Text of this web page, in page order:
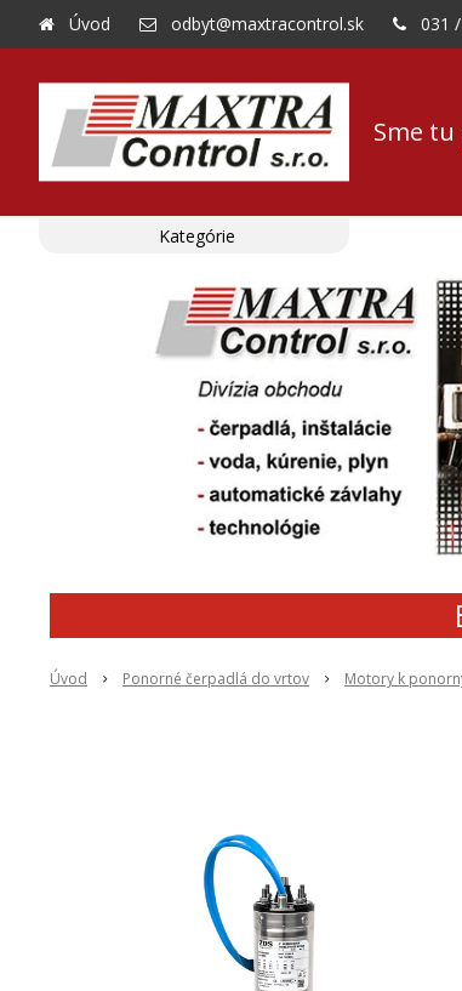
Sme
Úvod odbyt@maxtracontrol.sk 031
Úvod Ponorné čerpadlá do vrtov Motory k
Kategórie